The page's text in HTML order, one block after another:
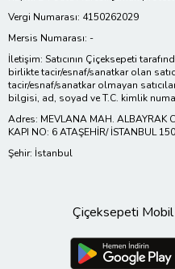
Vergi Numarası: 4150262029
Mersis Numarası: -
İletişim: Satıcının Çiçeksepeti
birlikte tacir/esnaf/sanatkar olan
tacir/esnaf/sanatkar olmayan
bilgisi, ad, soyad ve T.C. kimlik
Adres: MEVLANA MAH. ALBAYRAK
KAPI NO: 6 ATAŞEHİR/ İSTANBUL
Şehir: İstanbul
Çiçeksepeti Mobil